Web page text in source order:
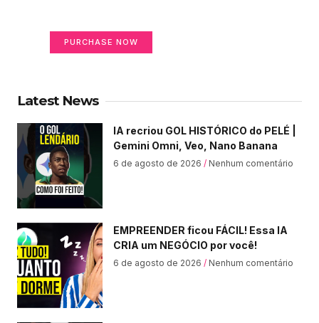
PURCHASE NOW
Latest News
IA recriou GOL HISTÓRICO do PELÉ |
Gemini Omni, Veo, Nano Banana
6 de agosto de 2026 Nenhum comentário
EMPREENDER ficou FÁCIL! Essa IA
CRIA um NEGÓCIO por você!
6 de agosto de 2026 Nenhum comentário